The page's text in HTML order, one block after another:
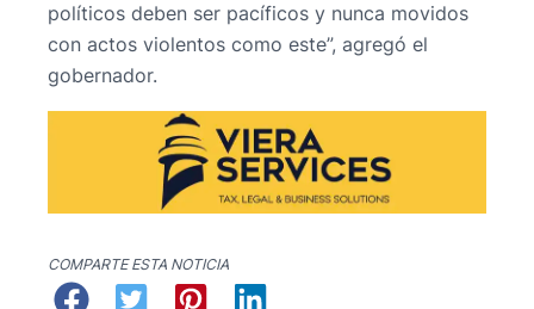
políticos deben ser pacíficos y nunca movidos
con actos violentos como este”, agregó el
gobernador.
COMPARTE ESTA NOTICIA